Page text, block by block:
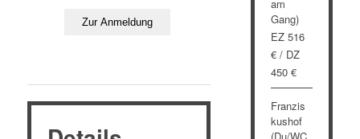
am
Gang)
EZ 516
€ / DZ
450 €
Franzis
kushof